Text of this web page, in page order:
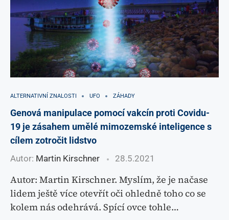
ALTERNATIVNÍ ZNALOSTI UFO ZÁHADY
Genová manipulace pomocí vakcín proti Covidu-
19 je zásahem umělé mimozemské inteligence s
cílem zotročit lidstvo
Autor: Martin Kirschner 28.5.2021
Autor: Martin Kirschner. Myslím, že je načase
lidem ještě více otevřít oči ohledně toho co se
kolem nás odehrává. Spící ovce tohle…